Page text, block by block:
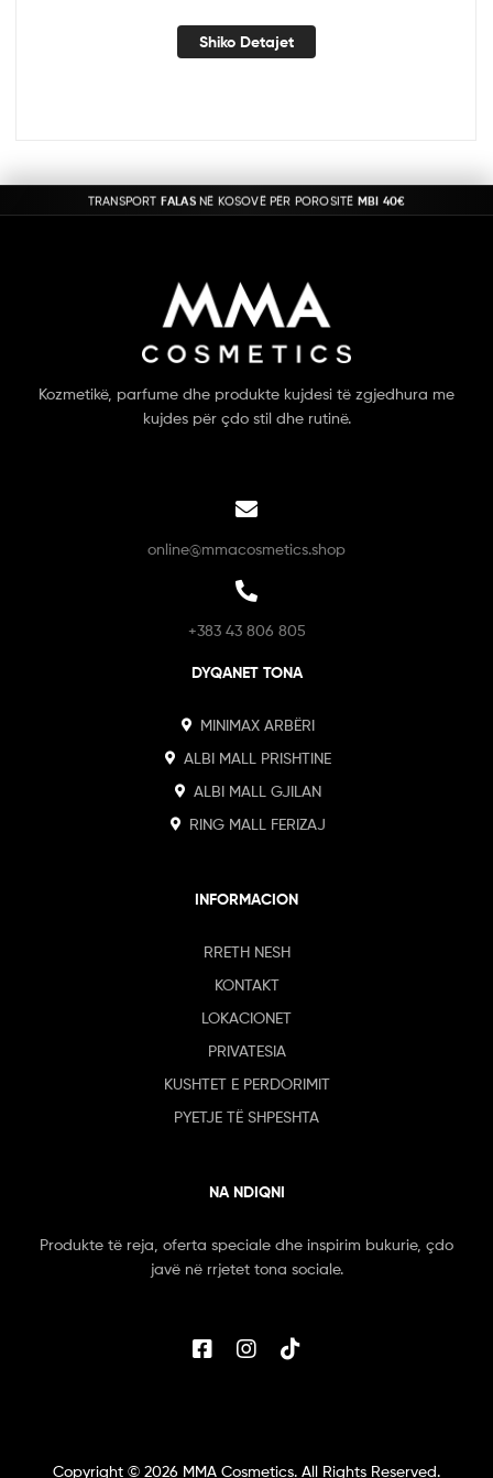
Shiko Detajet
Kozmetikë, parfume dhe produkte kujdesi të zgjedhura me
kujdes për çdo stil dhe rutinë.
online@mmacosmetics.shop
+383 43 806 805
DYQANET TONA
MINIMAX ARBËRI
ALBI MALL PRISHTINE
ALBI MALL GJILAN
RING MALL FERIZAJ
INFORMACION
RRETH NESH
KONTAKT
LOKACIONET
PRIVATESIA
KUSHTET E PERDORIMIT
PYETJE TË SHPESHTA
NA NDIQNI
Produkte të reja, oferta speciale dhe inspirim bukurie, çdo
javë në rrjetet tona sociale.
Copyright © 2026 MMA Cosmetics. All Rights Reserved.
TRANSPORT FALASNË KOSOVË PËR POROSITË MBI 40€